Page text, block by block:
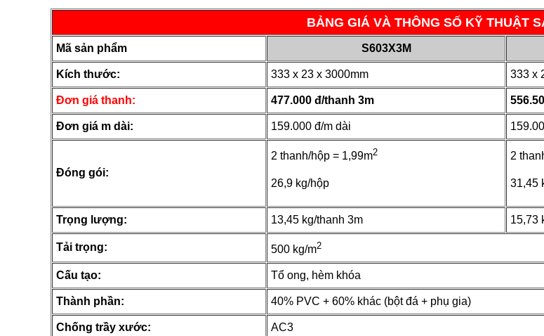
BẢNG GIÁ VÀ THÔNG SỐ KỸ THUẬT
Mã sản phẩm S603X3M
Kích thước: 333 x 23 x 3000mm 333 x
Đơn giá thanh: 477.000 đ/thanh 3m
Đơn giá m dài: 159.000 đ/m dài
Đóng gói:
2 thanh/hộp = 1,99m2
26,9 kg/hộp
2
31,45
Trọng lượng: 13,45 kg/thanh 3m 15,73
Tải trọng: 500 kg/m2
Cấu tạo: Tổ ong, hèm khóa
Thành phần: 40% PVC + 60% khác (bột đá + phụ gia)
Chống trầy xước: AC3